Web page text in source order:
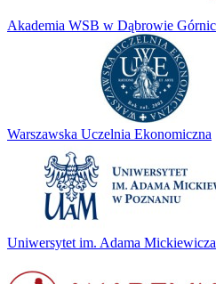
Akademia WSB w Dąbrowie
Warszawska Uczelnia Ekonomiczna
Uniwersytet im. Adama